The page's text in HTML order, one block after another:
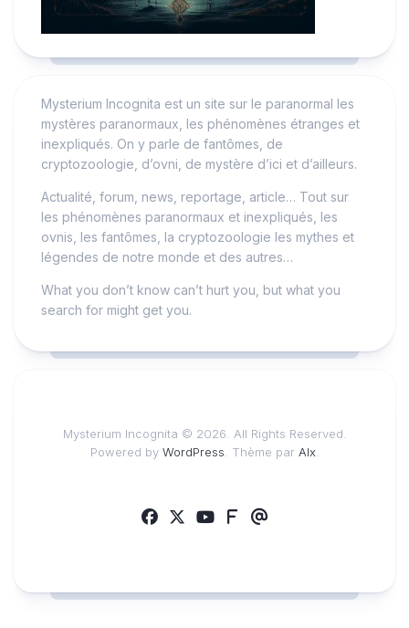
Mysterium Incognita est un site sur le paranormal les
mystères paranormaux, les phénomènes étranges et
inexpliqués. On y parle de fantômes, de
cryptozoologie, d’ovni, de mystère d’ici et d’ailleurs.
Actualité, forum, news, reportage, article… Tout sur
les phénomènes paranormaux et inexpliqués, les
ovnis, les fantômes, la cryptozoologie les mythes et
légendes de notre monde et des autres…
What you don’t know can’t hurt you, but what you
search for might get you.
Mysterium Incognita © 2026. All Rights Reserved.
Powered by WordPress . Thème par Alx